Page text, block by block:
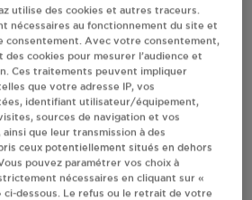
de bouteilles de gaz
S'Y RENDRE
LE TÉLÉPHONE
DU REVENDEUR
utilise des cookies et autres traceurs.
nécessaires au fonctionnement du site et
consentement. Avec votre consentement,
cookies pour mesurer l’audience et
Ces traitements peuvent impliquer
que votre adresse IP, vos
identifiant utilisateur/équipement,
sources de navigation et vos
que leur transmission à des
ceux potentiellement situés en dehors
pouvez paramétrer vos choix à
nécessaires en cliquant sur «
ci-dessous. Le refus ou le retrait de votre